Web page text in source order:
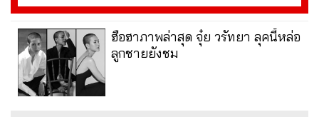
ฮือฮาภาพล่าสุด จุ๋ย วรัทยา ลุคนี้หล่อ
ลูกชายยังชม